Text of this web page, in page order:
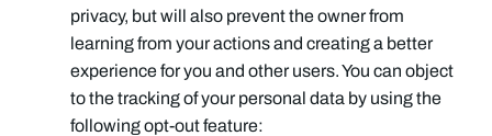
privacy, but will also prevent the owner from
learning from your actions and creating a better
experience for you and other users. You can object
to the tracking of your personal data by using the
following opt-out feature: